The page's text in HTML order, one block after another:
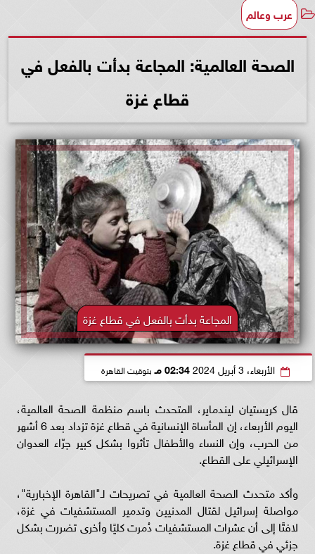
عرب وعالم
الصحة العالمية: المجاعة بدأت بالفعل في
قطاع غزة
المجاعة بدأت بالفعل في قطاع غزة
الأربعاء، 3 أبريل 2024 02:34 مـ بتوقيت القاهرة
قال كريستيان ليندماير، المتحدث باسم منظمة الصحة العالمية،
اليوم الأربعاء، إن المأساة الإنسانية في قطاع غزة تزداد بعد 6 أشهر
من الحرب، وإن النساء والأطفال تأثروا بشكل كبير جرّاء العدوان
الإسرائيلي على القطاع.
وأكد متحدث الصحة العالمية في تصريحات لـ"القاهرة الإخبارية"،
مواصلة إسرائيل لقتال المدنيين وتدمير المستشفيات في غزة،
لافتًا إلى أن عشرات المستشفيات دُمرت كليًا وأخرى تضررت بشكل
جزئي في قطاع غزة.